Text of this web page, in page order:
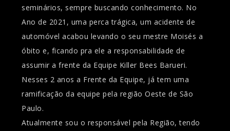
seminários, sempre buscando conhecimento. No
Ano de 2021, uma perca trágica, um acidente de
automóvel acabou levando o seu mestre Moisés a
óbito e, ficando pra ele a responsabilidade de
assumir a frente da Equipe Killer Bees Barueri.
Nesses 2 anos a Frente da Equipe, já tem uma
ramificação da equipe pela região Oeste de São
Paulo.
Atualmente sou o responsável pela Região, tendo